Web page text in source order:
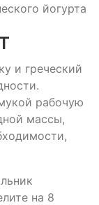
йогурта
и греческий
рабочую
массы,
на 8